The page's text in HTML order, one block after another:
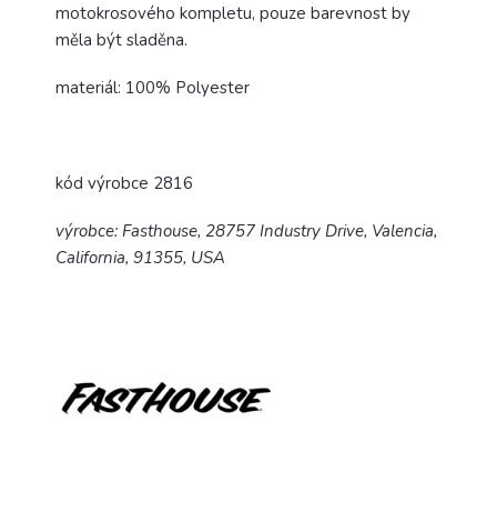
motokrosového kompletu, pouze barevnost by
měla být sladěna.
materiál: 100% Polyester
kód výrobce 2816
výrobce: Fasthouse, 28757 Industry Drive, Valencia,
California, 91355, USA